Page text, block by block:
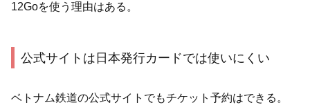
12Goを使う理由はある。
公式サイトは日本発行カードでは使いにくい
ベトナム鉄道の公式サイトでもチケット予約はできる。